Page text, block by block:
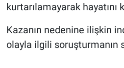
kurtarılamayarak hayatını
Kazanın nedenine ilişkin
olayla ilgili soruşturmanın